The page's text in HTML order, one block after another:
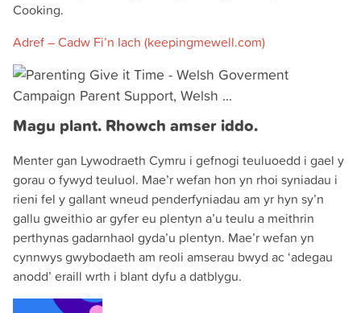
Cooking.
Adref – Cadw Fi’n Iach (keepingmewell.com)
Magu plant. Rhowch amser iddo.
Menter gan Lywodraeth Cymru i gefnogi teuluoedd i gael y
gorau o fywyd teuluol. Mae’r wefan hon yn rhoi syniadau i
rieni fel y gallant wneud penderfyniadau am yr hyn sy’n
gallu gweithio ar gyfer eu plentyn a’u teulu a meithrin
perthynas gadarnhaol gyda’u plentyn. Mae’r wefan yn
cynnwys gwybodaeth am reoli amserau bwyd ac ‘adegau
anodd’ eraill wrth i blant dyfu a datblygu.